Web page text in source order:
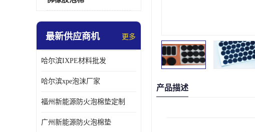
最新供应商机 更多
哈尔滨IXPE材料批发
哈尔滨xpe泡沫厂家
福州新能源防火泡棉垫定制
广州新能源防火泡棉垫
产品描述